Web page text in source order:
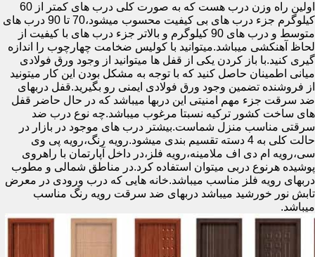
اولین راه وزن درب هست که به صورت کلی درب های کمتر از 60
کیلوگرم جزء درب های بی کیفیت محسوب میشود،70 تا 90 درب های
متوسط و درب های 90 کیلوگرم و بالاتر جزء درب های با کیفیت از
لحاظ آهنکشی میباشد.میتوانید با کولیس ضخامت چهارچوب را اندازه
گیری کنید.با باز کردن یکی از قفل ها میتوانید از وجود ورق فولادی
میانی اطمینان حاصل کنید که با توجه به مشکل بودن این کار میتونید
از فروشنده تضمین وجود ورق فولادی ایمنی رو بگیرید.قفل دربهای
ضد سرقت جزء مهم امنیتی این دربها میباشد که در حال حاضر قفل
های ساخت کشور ترکیه نسبتا مرغوب میباشد.چه نوع درب ضد
سرقتی مناسب منزل شماست.بیشتر درب های موجود در بازار در
حالت کلی به 4 دسته تقسیم بندی میشود.رویه رنگ،رویه پی وی
سی،رویه ام دی اف ملامینه،رویه فلز،در داخل آپارتمان با راهروی
پوشیده هرنوع دربی میتوان استفاده کرد.در مناطق شمالی و مطوب
دربهای رویه فلز مناسب میباشد.خانه هایی که درب ورودی در معرض
تابش نور خورشید میباشد دربهای ضد سرقت رویه رنگ مناسب
میباشد.